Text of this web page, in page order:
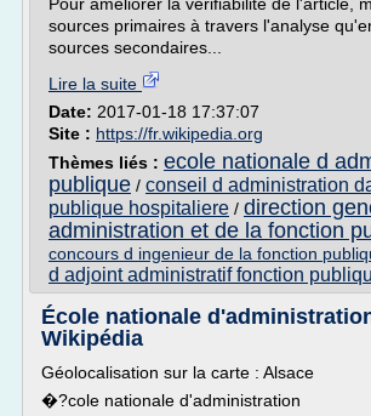
sources primaires à travers l'analyse
sources secondaires...
Lire la suite
Date: 2017-01-18 17:37:07
Site : https://fr.wikipedia.org
Thèmes liés : ecole nationale d
publique / conseil d administration
publique hospitaliere / direction
administration et de la fonction
concours d ingenieur de la fonction
d adjoint administratif fonction
École nationale
Wikipédia
Géolocalisation sur la carte : Alsace
�?cole nationale d'administration